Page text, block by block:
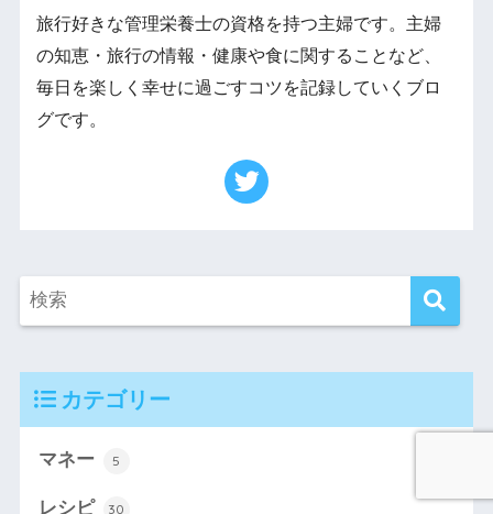
旅行好きな管理栄養士の資格を持つ主婦です。主婦
の知恵・旅行の情報・健康や食に関することなど、
毎日を楽しく幸せに過ごすコツを記録していくブロ
グです。
カテゴリー
マネー 5
レシピ 30